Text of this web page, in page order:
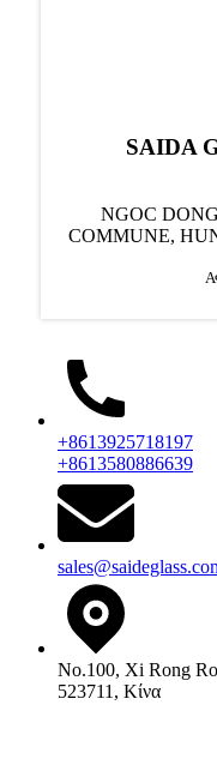
SAIDA
NGOC
COMMUNE,
+8613925718197
+8613580886639
No.100, Xi Rong
523711, Κίνα